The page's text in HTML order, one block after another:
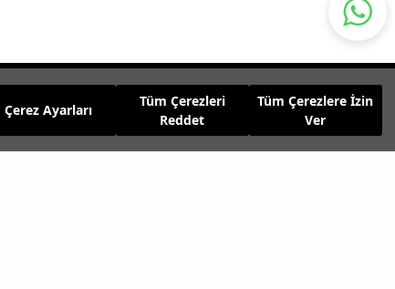
Çerez Ayarları
Tüm Çerezleri
Reddet
Tüm Çerezlere İzin
Ver